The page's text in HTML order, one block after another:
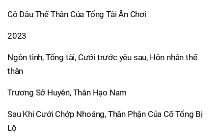
Cô Dâu Thế Thân Của Tổng Tài Ăn Chơi
2023
Ngôn tình, Tổng tài, Cưới trước yêu sau, Hôn nhân thế
thân
Trương Sở Huyên, Thân Hạo Nam
Sau Khi Cưới Chớp Nhoáng, Thân Phận Của Cố Tổng Bị
Lộ